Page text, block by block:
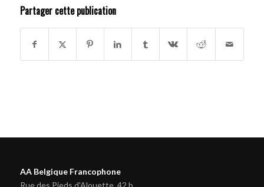
Partager cette publication
AA Belgique Francophone
Rue des Pieds d'Alouette, 42 b